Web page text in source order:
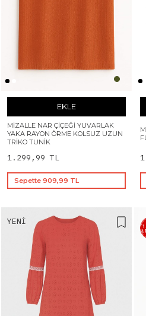
EKLE
MIZALLE NAR ÇIÇEĞI YUVARLAK
YAKA RAYON ÖRME KOLSUZ UZUN
TRIKO TUNIK
1.299,99 TL
Sepette 909,99 TL
YENI